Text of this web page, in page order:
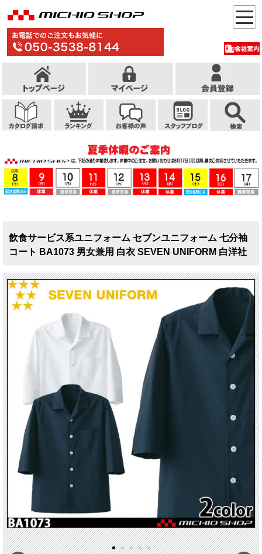
飲食サービス系ユニフォーム セブンユニフォーム 七分袖
コート BA1073 男女兼用 白衣 SEVEN UNIFORM 白洋社